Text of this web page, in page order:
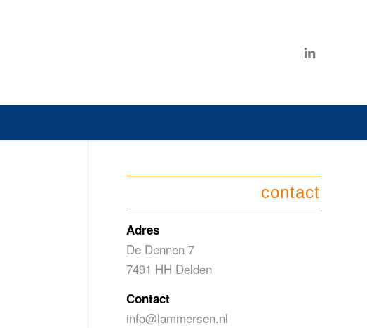
contact
Adres
De Dennen 7
7491 HH Delden
Contact
info@lammersen.nl